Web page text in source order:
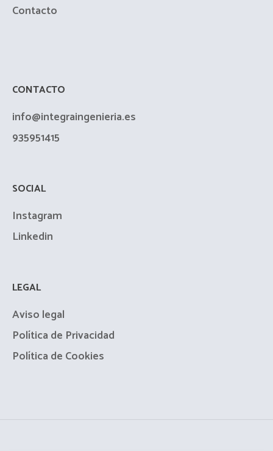
Contacto
CONTACTO
info@integraingenieria.es
935951415
SOCIAL
Instagram
Linkedin
LEGAL
Aviso legal
Política de Privacidad
Política de Cookies